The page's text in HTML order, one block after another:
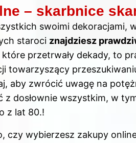
– skarbnice
swoimi dekoracjami,
staroci znajdziesz
przetrwały dekady, to
towarzyszący
aby zwrócić uwagę na
z dosłownie wszystkim, w
z lat 80.!
czy wybierzesz zakupy